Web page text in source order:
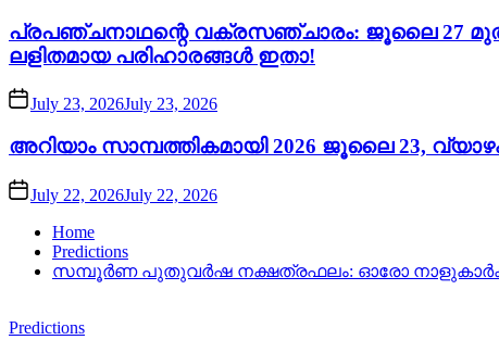
പ്രപഞ്ചനാഥന്റെ വക്രസഞ്ചാരം: ജൂലൈ 27 മുതൽ
ലളിതമായ പരിഹാരങ്ങൾ ഇതാ!
July 23, 2026July 23, 2026
അറിയാം സാമ്പത്തികമായി 2026 ജൂലൈ 23,
July 22, 2026July 22, 2026
Home
Predictions
സമ്പൂർണ പുതുവർഷ നക്ഷത്രഫലം: ഓരോ
Predictions